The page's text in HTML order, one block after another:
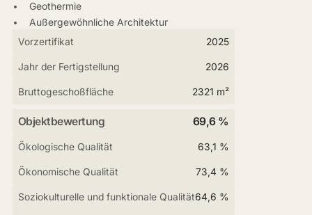
Geothermie
Außergewöhnliche Architektur
Vorzertifikat
2025
Jahr der Fertigstellung 2026
Bruttogeschoßfläche 2321 m²
Objektbewertung 69,6 %
Ökologische Qualität 63,1 %
Ökonomische Qualität 73,4 %
Soziokulturelle und funktionale Qualität64,6 %